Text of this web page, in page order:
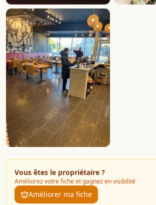
Vous êtes le propriétaire ?
Améliorez votre fiche et gagnez en visibilité
Améliorer ma fiche